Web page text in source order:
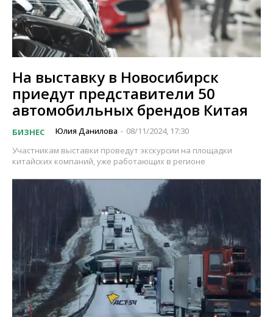
На выставку в Новосибирск
приедут представители 50
автомобильных брендов Китая
БИЗНЕС Юлия Данилова - 08/11/2024, 17:30
Участникам выставки проведут экскурсии на площадки
китайских компаний, уже работающих в регионе